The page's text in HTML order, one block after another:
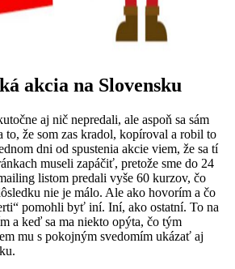
akcia na Slovensku
aj nič nepredali, ale aspoň sa sám
to, že som zas kradol, kopíroval a robil to
dni od spustenia akcie viem, že sa tí
museli zapáčiť, pretože sme do 24
listom predali vyše 60 kurzov, čo
nie je málo. Ale ako hovorím a čo
pomohli byť iní. Iní, ako ostatní. To na
a keď sa ma niekto opýta, čo tým
mu s pokojným svedomím ukázať aj